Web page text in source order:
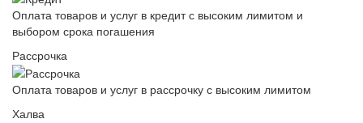
Оплата товаров и услуг в кредит с высоким лимитом и
выбором срока погашения
Рассрочка
Оплата товаров и услуг в рассрочку с высоким лимитом
Халва